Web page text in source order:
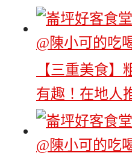
【三重美食
有趣！在地人